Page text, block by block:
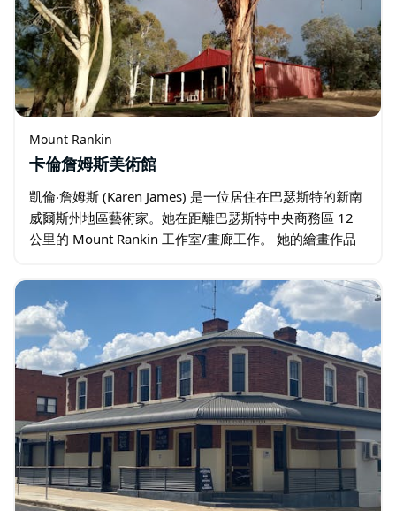
Mount Rankin
卡倫詹姆斯美術館
凱倫‧詹姆斯 (Karen James) 是一位居住在巴瑟斯特的新南
威爾斯州地區藝術家。她在距離巴瑟斯特中央商務區 12
公里的 Mount Rankin 工作室/畫廊工作。 她的繪畫作品